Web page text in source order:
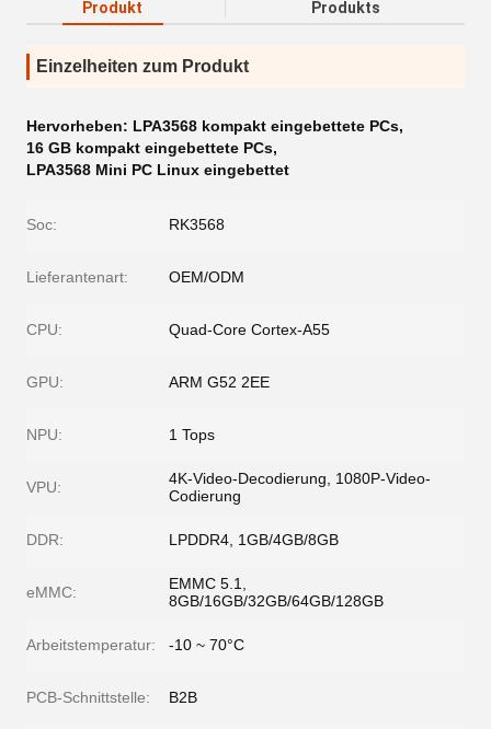
Produkt
Produkts
Einzelheiten zum Produkt
Hervorheben: LPA3568 kompakt eingebettete PCs,
16 GB kompakt eingebettete PCs,
LPA3568 Mini PC Linux eingebettet
Soc: RK3568
Lieferantenart: OEM/ODM
CPU: Quad-Core Cortex-A55
GPU: ARM G52 2EE
NPU: 1 Tops
VPU:
4K-Video-Decodierung, 1080P-Video-
Codierung
DDR: LPDDR4, 1GB/4GB/8GB
eMMC:
EMMC 5.1,
8GB/16GB/32GB/64GB/128GB
Arbeitstemperatur: -10 ~ 70°C
PCB-Schnittstelle: B2B